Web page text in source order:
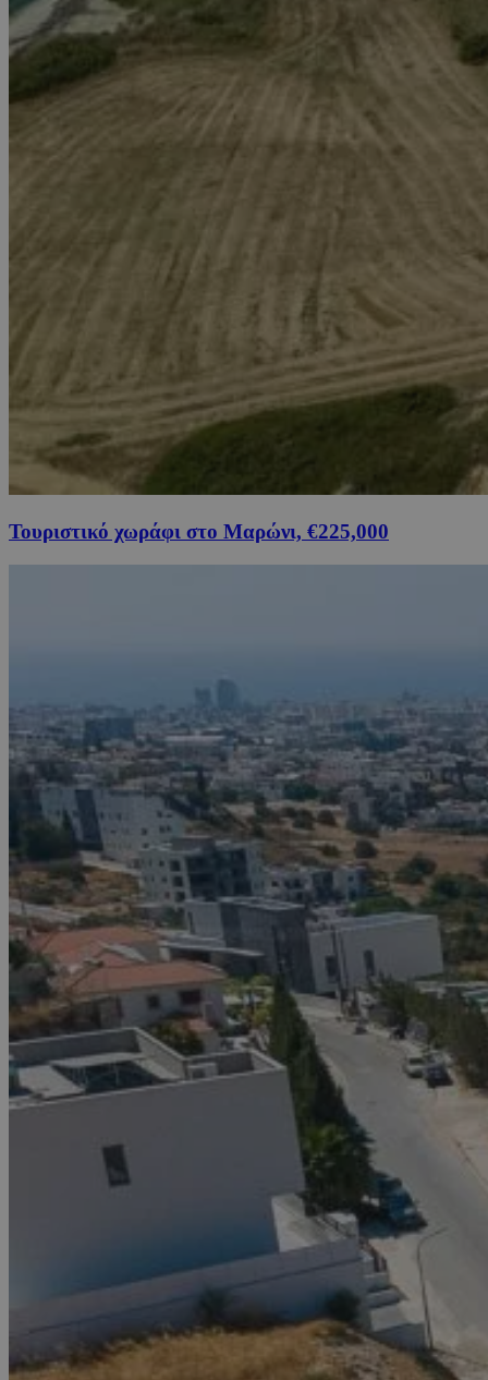
Τουριστικό χωράφι στο Μαρώνι, €225,000